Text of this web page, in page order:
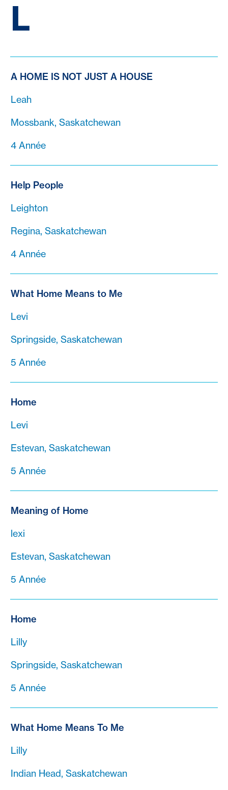
L
A HOME IS NOT JUST A HOUSE
Leah
Mossbank, Saskatchewan
4 Année
Help People
Leighton
Regina, Saskatchewan
4 Année
What Home Means to Me
Levi
Springside, Saskatchewan
5 Année
Home
Levi
Estevan, Saskatchewan
5 Année
Meaning of Home
lexi
Estevan, Saskatchewan
5 Année
Home
Lilly
Springside, Saskatchewan
5 Année
What Home Means To Me
Lilly
Indian Head, Saskatchewan